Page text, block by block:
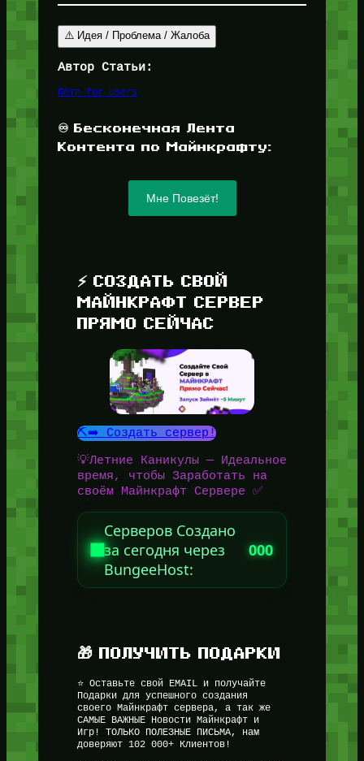
⚠️ Идея / Проблема / Жалоба
Автор Статьи:
Пётр for_users
♾️ Бесконечная Лента
Контента по Майнкрафту:
Мне Повезёт!
⚡ СОЗДАТЬ СВОЙ
МАЙНКРАФТ СЕРВЕР
ПРЯМО СЕЙЧАС
⛏️➡️ Создать сервер!
💡Летние Каникулы — Идеальное
время, чтобы Заработать на
своём Майнкрафт Сервере ✅
Серверов Создано
за сегодня через
BungeeHost:
000
🎁 ПОЛУЧИТЬ ПОДАРКИ
⭐ Оставьте свой EMAIL и получайте
Подарки для успешного создания
своего Майнкрафт сервера, а так же
САМЫЕ ВАЖНЫЕ Новости Майнкрафт и
Игр! ТОЛЬКО ПОЛЕЗНЫЕ ПИСЬМА, нам
доверяют 102 000+ Клиентов!